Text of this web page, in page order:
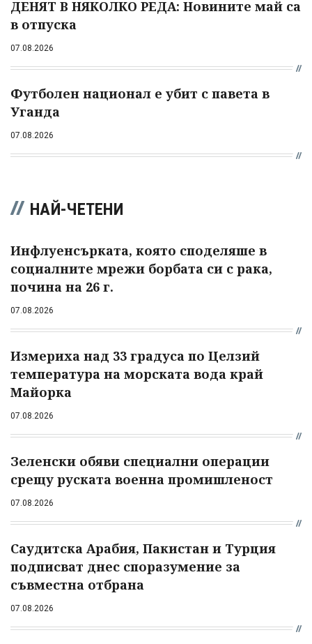
ДЕНЯТ В НЯКОЛКО РЕДА: Новините май са
в отпуска
07.08.2026
Футболен национал е убит с павета в
Уганда
07.08.2026
НАЙ-ЧЕТЕНИ
Инфлуенсърката, която споделяше в
социалните мрежи борбата си с рака,
почина на 26 г.
07.08.2026
Измериха над 33 градуса по Целзий
температура на морската вода край
Майорка
07.08.2026
Зеленски обяви специални операции
срещу руската военна промишленост
07.08.2026
Саудитска Арабия, Пакистан и Турция
подписват днес споразумение за
съвместна отбрана
07.08.2026